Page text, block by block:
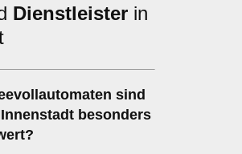
Dienstleister in
sind
besonders